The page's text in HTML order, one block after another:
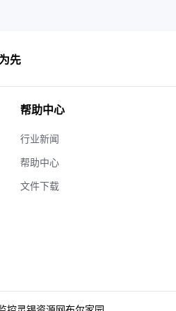
先
帮助中心
行业新闻
帮助中心
文件下载